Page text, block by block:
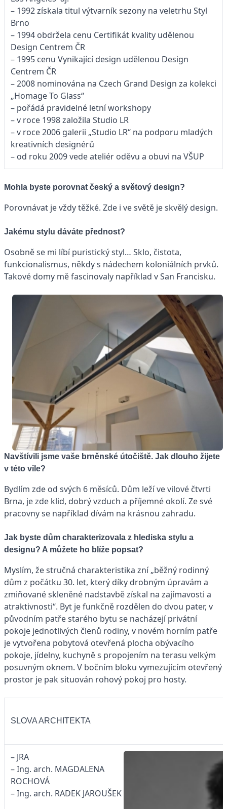
– 1992 získala titul výtvarník sezony na veletrhu Styl
Brno
– 1994 obdržela cenu Certifikát kvality udělenou
Design Centrem ČR
– 1995 cenu Vynikající design udělenou Design
Centrem ČR
– 2008 nominována na Czech Grand Design za kolekci
„Homage To Glass“
– pořádá pravidelné letní workshopy
– v roce 1998 založila Studio LR
– v roce 2006 galerii „Studio LR“ na podporu mladých
kreativních designérů
– od roku 2009 vede ateliér oděvu a obuvi na VŠUP
Mohla byste porovnat český a světový design?
Porovnávat je vždy těžké. Zde i ve světě je skvělý design.
Jakému stylu dáváte přednost?
Osobně se mi líbí puristický styl… Sklo, čistota,
funkcionalismus, někdy s nádechem koloniálních prvků.
Takové domy mě fascinovaly například v San Francisku.
Navštívili jsme vaše brněnské útočiště. Jak dlouho žijete
v této vile?
Bydlím zde od svých 6 měsíců. Dům leží ve vilové čtvrti
Brna, je zde klid, dobrý vzduch a příjemné okolí. Ze své
pracovny se například dívám na krásnou zahradu.
Jak byste dům charakterizovala z hlediska stylu a
designu? A můžete ho blíže popsat?
Myslím, že stručná charakteristika zní „běžný rodinný
dům z počátku 30. let, který díky drobným úpravám a
zmiňované skleněné nadstavbě získal na zajímavosti a
atraktivnosti“. Byt je funkčně rozdělen do dvou pater, v
původním patře starého bytu se nacházejí privátní
pokoje jednotlivých členů rodiny, v novém horním patře
je vytvořena pobytová otevřená plocha obývacího
pokoje, jídelny, kuchyně s propojením na terasu velkým
posuvným oknem. V bočním bloku vymezujícím otevřený
prostor je pak situován rohový pokoj pro hosty.
SLOVA ARCHITEKTA
– JRA
– Ing. arch. MAGDALENA
ROCHOVÁ
– Ing. arch. RADEK JAROUŠEK